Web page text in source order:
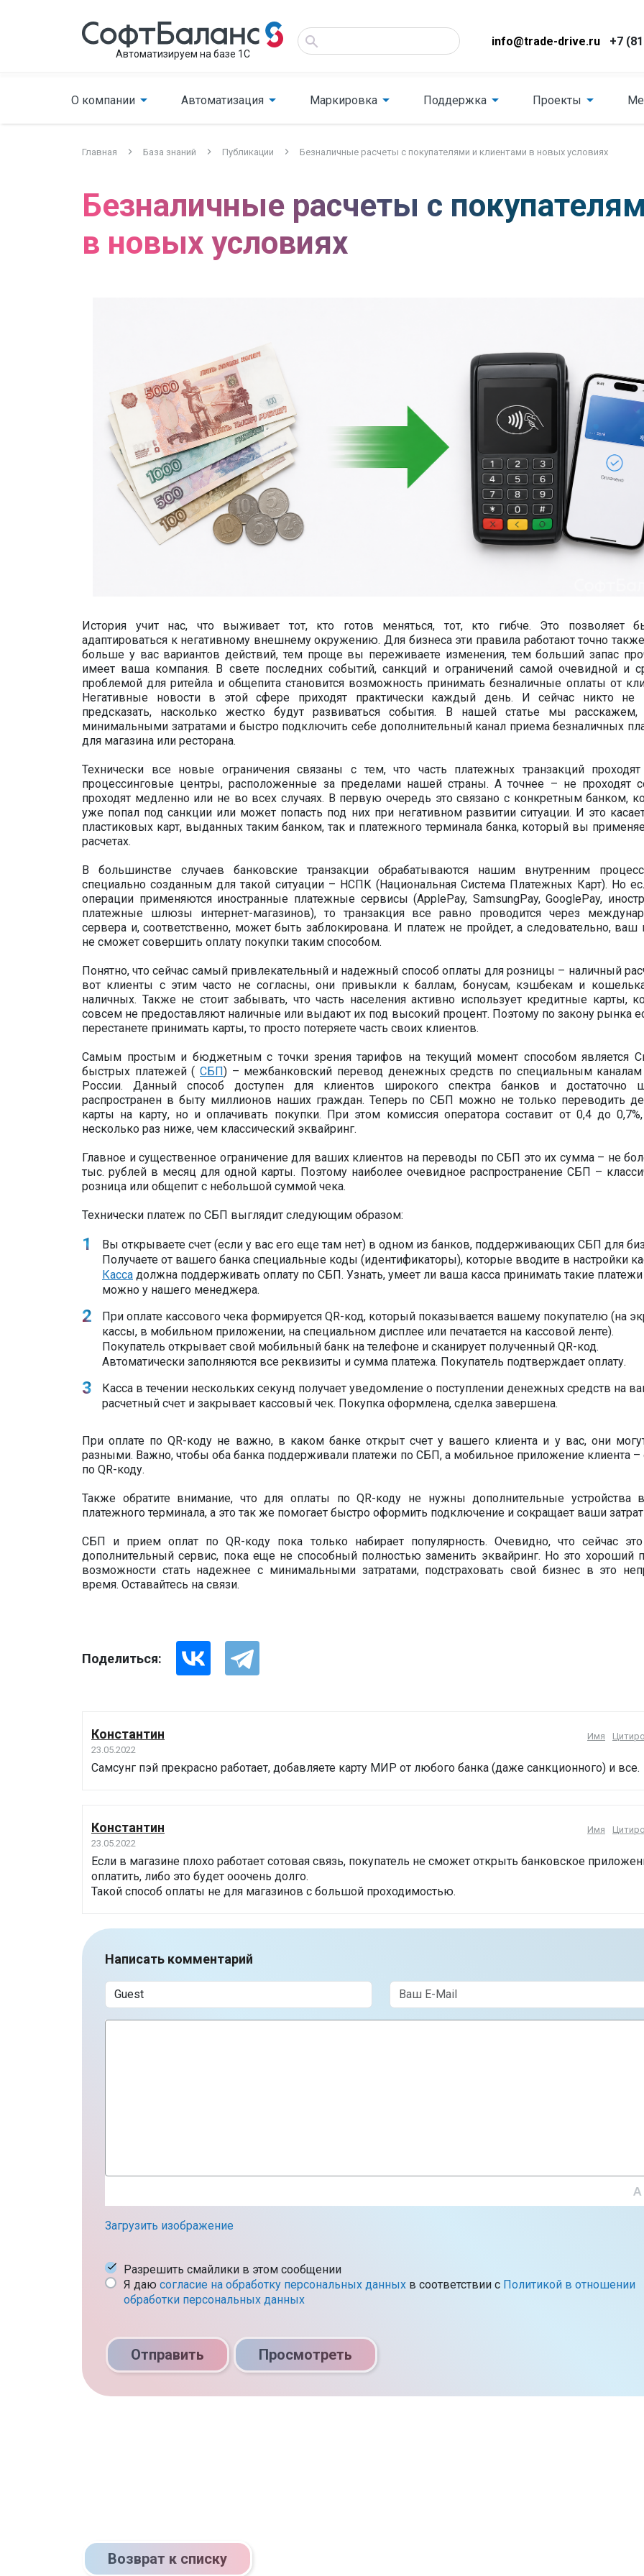
Автоматизируем на базе 1С
info@trade-drive.ru +7
О компании Автоматизация Маркировка Поддержка Проекты
Главная База знаний Публикации Безналичные расчеты с покупателями и клиентами в новых условиях
Безналичные расчеты с
в новых условиях
История учит нас, что выживает тот, кто готов меняться, тот, кто гибче. Это позволяет
адаптироваться к негативному внешнему окружению. Для бизнеса эти правила работают точно
больше у вас вариантов действий, тем проще вы переживаете изменения, тем больший запас
имеет ваша компания. В свете последних событий, санкций и ограничений самой очевидной и
проблемой для ритейла и общепита становится возможность принимать безналичные оплаты от
Негативные новости в этой сфере приходят практически каждый день. И сейчас никто не
предсказать, насколько жестко будут развиваться события. В нашей статье мы
минимальными затратами и быстро подключить себе дополнительный канал приема безналичных
для магазина или ресторана.
Технически все новые ограничения связаны с тем, что часть платежных транзакций проходят
процессинговые центры, расположенные за пределами нашей страны. А точнее – не проходят
проходят медленно или не во всех случаях. В первую очередь это связано с конкретным банком,
уже попал под санкции или может попасть под них при негативном развитии ситуации. И это
пластиковых карт, выданных таким банком, так и платежного терминала банка, который вы
расчетах.
В большинстве случаев банковские транзакции обрабатываются нашим внутренним
специально созданным для такой ситуации – НСПК (Национальная Система Платежных Карт). Но
операции применяются иностранные платежные сервисы (ApplePay, SamsungPay, GooglePay,
платежные шлюзы интернет-магазинов), то транзакция все равно проводится через
сервера и, соответственно, может быть заблокирована. И платеж не пройдет, а следовательно, ваш
не сможет совершить оплату покупки таким способом.
Понятно, что сейчас самый привлекательный и надежный способ оплаты для розницы – наличный
вот клиенты с этим часто не согласны, они привыкли к баллам, бонусам, кэшбекам и
наличных. Также не стоит забывать, что часть населения активно использует кредитные карты,
совсем не предоставляют наличные или выдают их под высокий процент. Поэтому по закону рынка
перестанете принимать карты, то просто потеряете часть своих клиентов.
Самым простым и бюджетным с точки зрения тарифов на текущий момент способом является
быстрых платежей ( СБП) – межбанковский перевод денежных средств по специальным
России. Данный способ доступен для клиентов широкого спектра банков и достаточно
распространен в быту миллионов наших граждан. Теперь по СБП можно не только переводить
карты на карту, но и оплачивать покупки. При этом комиссия оператора составит от 0,4 до
несколько раз ниже, чем классический эквайринг.
Главное и существенное ограничение для ваших клиентов на переводы по СБП это их сумма – не
тыс. рублей в месяц для одной карты. Поэтому наиболее очевидное распространение СБП –
розница или общепит с небольшой суммой чека.
Технически платеж по СБП выглядит следующим образом:
Вы открываете счет (если у вас его еще там нет) в одном из банков, поддерживающих СБП для
Получаете от вашего банка специальные коды (идентификаторы), которые вводите в настройки
Касса должна поддерживать оплату по СБП. Узнать, умеет ли ваша касса принимать такие платежи
можно у нашего менеджера.
При оплате кассового чека формируется QR-код, который показывается вашему покупателю (на
кассы, в мобильном приложении, на специальном дисплее или печатается на кассовой ленте).
Покупатель открывает свой мобильный банк на телефоне и сканирует полученный QR-код.
Автоматически заполняются все реквизиты и сумма платежа. Покупатель подтверждает оплату.
Касса в течении нескольких секунд получает уведомление о поступлении денежных средств на
расчетный счет и закрывает кассовый чек. Покупка оформлена, сделка завершена.
При оплате по QR-коду не важно, в каком банке открыт счет у вашего клиента и у вас, они
разными. Важно, чтобы оба банка поддерживали платежи по СБП, а мобильное приложение клиента –
по QR-коду.
Также обратите внимание, что для оплаты по QR-коду не нужны дополнительные устройства
платежного терминала, а это так же помогает быстро оформить подключение и сокращает ваши
СБП и прием оплат по QR-коду пока только набирает популярность. Очевидно, что сейчас
дополнительный сервис, пока еще не способный полностью заменить эквайринг. Но это хороший
возможности стать надежнее с минимальными затратами, подстраховать свой бизнес в это
время. Оставайтесь на связи.
Поделиться:
Константин
23.05.2022
Имя
Самсунг пэй прекрасно работает, добавляете карту МИР от любого банка (даже санкционного) и все.
Константин
23.05.2022
Имя
Если в магазине плохо работает сотовая связь, покупатель не сможет открыть банковское
оплатить, либо это будет ооочень долго.
Такой способ оплаты не для магазинов с большой проходимостью.
Написать комментарий
Загрузить изображение
Разрешить смайлики в этом сообщении
Я даю согласие на обработку персональных данных в соответствии c Политикой в отношении
обработки персональных данных
Отправить Просмотреть
Возврат к списку